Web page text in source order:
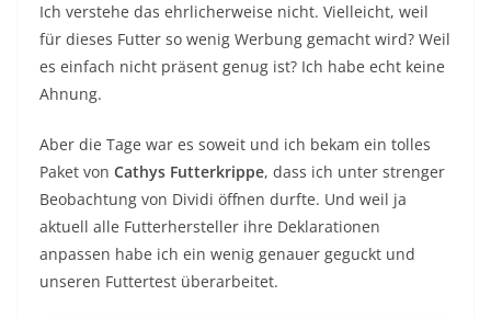
Ich verstehe das ehrlicherweise nicht. Vielleicht, weil
für dieses Futter so wenig Werbung gemacht wird? Weil
es einfach nicht präsent genug ist? Ich habe echt keine
Ahnung.
Aber die Tage war es soweit und ich bekam ein tolles
Paket von Cathys Futterkrippe, dass ich unter strenger
Beobachtung von Dividi öffnen durfte. Und weil ja
aktuell alle Futterhersteller ihre Deklarationen
anpassen habe ich ein wenig genauer geguckt und
unseren Futtertest überarbeitet.